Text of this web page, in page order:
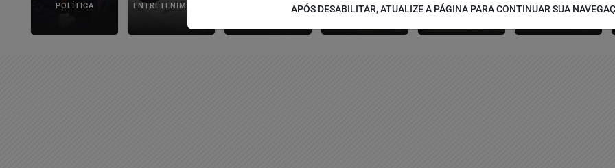
POLÍTICA ENTRETENIMENTO
CONTEÚDO
PATROCINADO
ESPORTES
CÂMARA DOS
APÓS DESABILITAR, ATUALIZE A PÁGINA PARA CONTINUAR SUA